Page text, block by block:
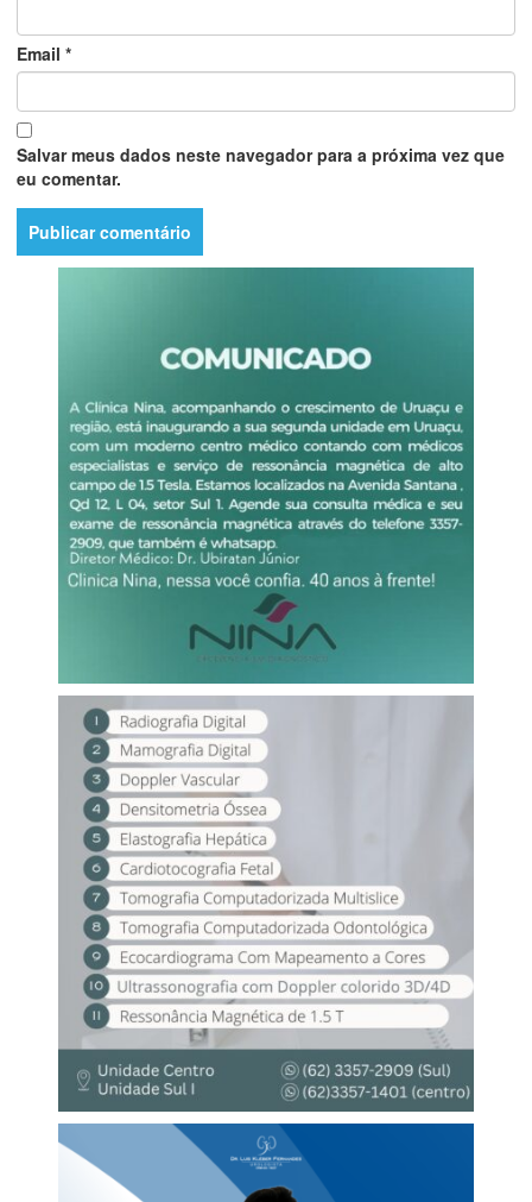
Email *
Salvar meus dados neste navegador para a próxima vez que
eu comentar.